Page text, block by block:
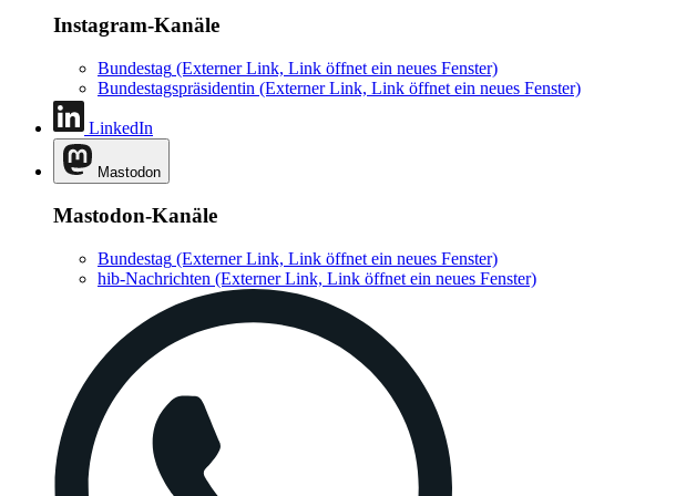
Instagram-Kanäle
Bundestag (Externer Link, Link öffnet ein neues Fenster)
Bundestagspräsidentin (Externer Link, Link öffnet ein neues Fenster)
LinkedIn
Mastodon
Mastodon-Kanäle
Bundestag (Externer Link, Link öffnet ein neues Fenster)
hib-Nachrichten (Externer Link, Link öffnet ein neues Fenster)